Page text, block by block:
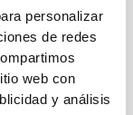
personalizar
de redes
web con
y análisis
comodidad
ambiente.